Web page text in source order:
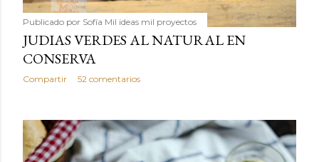
Publicado por Sofía Mil ideas mil proyectos
JUDIAS VERDES AL NATURAL EN
CONSERVA
Compartir 52 comentarios